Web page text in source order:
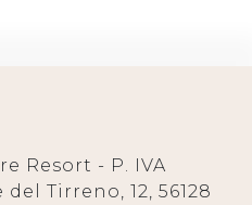
Resort - P. IVA
Tirreno, 12, 56128